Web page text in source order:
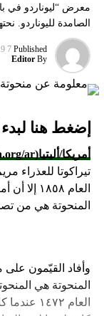
معرض “ليوناردو في
الصامدة لليوناردو. نحتها
Published
7 years ago
By
Editor
إضغط هنا
أمريكا/أليتيا(aleteia.org/ar)
تيراكوتا للعذراء
العام
المنحوتة هي من
وأفاد القيّمون
المنحوتة هي